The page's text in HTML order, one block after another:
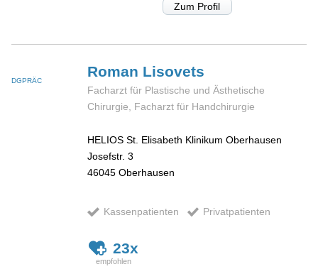
Zum Profil
DGPRÄC
Roman Lisovets
Facharzt für Plastische und Ästhetische
Chirurgie, Facharzt für Handchirurgie
HELIOS St. Elisabeth Klinikum Oberhausen
Josefstr. 3
46045 Oberhausen
Kassenpatienten Privatpatienten
23x